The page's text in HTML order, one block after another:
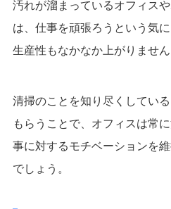
汚れが溜まっているオフィス
は、仕事を頑張ろうという気
生産性もなかなか上がりません
清掃のことを知り尽くしてい
もらうことで、オフィスは常
事に対するモチベーションを
でしょう。